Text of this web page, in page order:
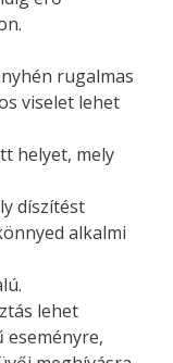
rugalmas
viselet lehet
helyet, mely
díszítést
alkalmi
lehet
eseményre,